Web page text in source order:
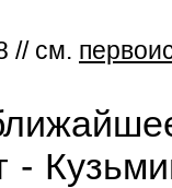
// см.
-